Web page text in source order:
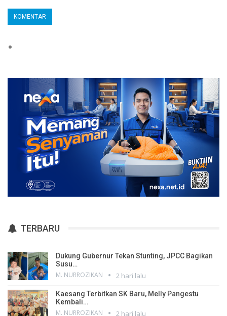
TERBARU
Dukung Gubernur Tekan Stunting, JPCC Bagikan
Susu…
M. NURROZIKAN 2 hari lalu
Kaesang Terbitkan SK Baru, Melly Pangestu
Kembali…
M. NURROZIKAN 2 hari lalu